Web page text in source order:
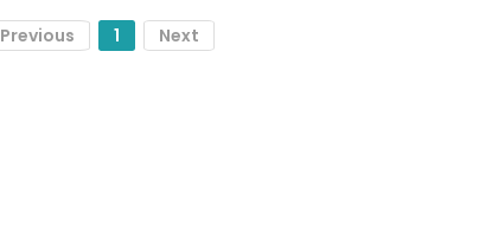
Previous 1 Next